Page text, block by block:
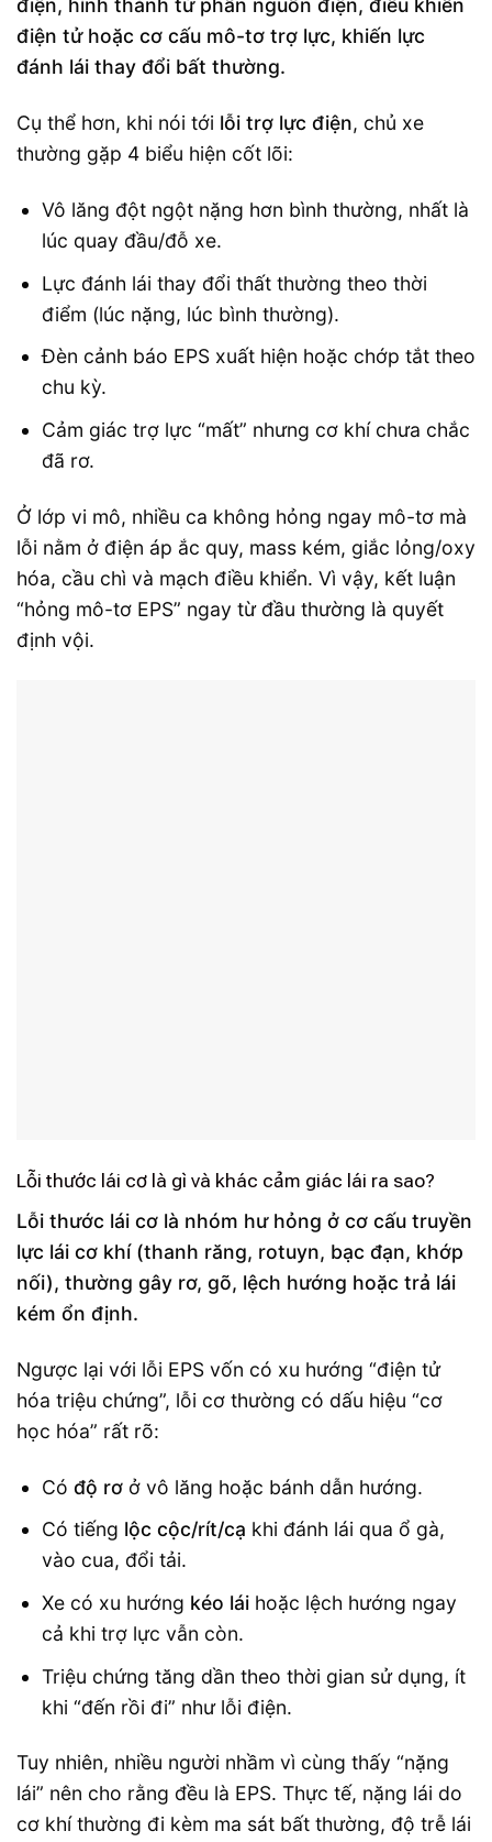
điện, hình thành từ phần nguồn điện, điều khiển
điện tử hoặc cơ cấu mô-tơ trợ lực, khiến lực
đánh lái thay đổi bất thường.
Cụ thể hơn, khi nói tới lỗi trợ lực điện, chủ xe
thường gặp 4 biểu hiện cốt lõi:
Vô lăng đột ngột nặng hơn bình thường, nhất là
lúc quay đầu/đỗ xe.
Lực đánh lái thay đổi thất thường theo thời
điểm (lúc nặng, lúc bình thường).
Đèn cảnh báo EPS xuất hiện hoặc chớp tắt theo
chu kỳ.
Cảm giác trợ lực “mất” nhưng cơ khí chưa chắc
đã rơ.
Ở lớp vi mô, nhiều ca không hỏng ngay mô-tơ mà
lỗi nằm ở điện áp ắc quy, mass kém, giắc lỏng/oxy
hóa, cầu chì và mạch điều khiển. Vì vậy, kết luận
“hỏng mô-tơ EPS” ngay từ đầu thường là quyết
định vội.
Lỗi thước lái cơ là gì và khác cảm giác lái ra sao?
Lỗi thước lái cơ là nhóm hư hỏng ở cơ cấu truyền
lực lái cơ khí (thanh răng, rotuyn, bạc đạn, khớp
nối), thường gây rơ, gõ, lệch hướng hoặc trả lái
kém ổn định.
Ngược lại với lỗi EPS vốn có xu hướng “điện tử
hóa triệu chứng”, lỗi cơ thường có dấu hiệu “cơ
học hóa” rất rõ:
Có độ rơở vô lăng hoặc bánh dẫn hướng.
Có tiếng lộc cộc/rít/cạ khi đánh lái qua ổ gà,
vào cua, đổi tải.
Xe có xu hướng kéo láihoặc lệch hướng ngay
cả khi trợ lực vẫn còn.
Triệu chứng tăng dần theo thời gian sử dụng, ít
khi “đến rồi đi” như lỗi điện.
Tuy nhiên, nhiều người nhầm vì cùng thấy “nặng
lái” nên cho rằng đều là EPS. Thực tế, nặng lái do
cơ khí thường đi kèm ma sát bất thường, độ trễ lái